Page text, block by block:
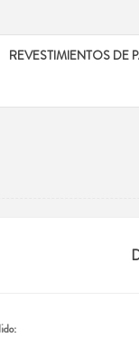
REVESTIMIENTOS DE